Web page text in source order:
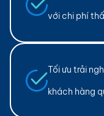
với chi phí
Tối ưu trải
khách hàng